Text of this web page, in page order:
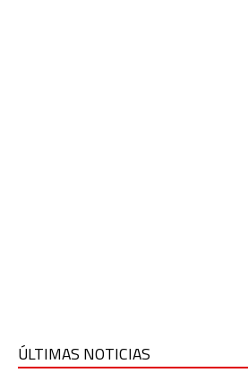
ÚLTIMAS NOTICIAS